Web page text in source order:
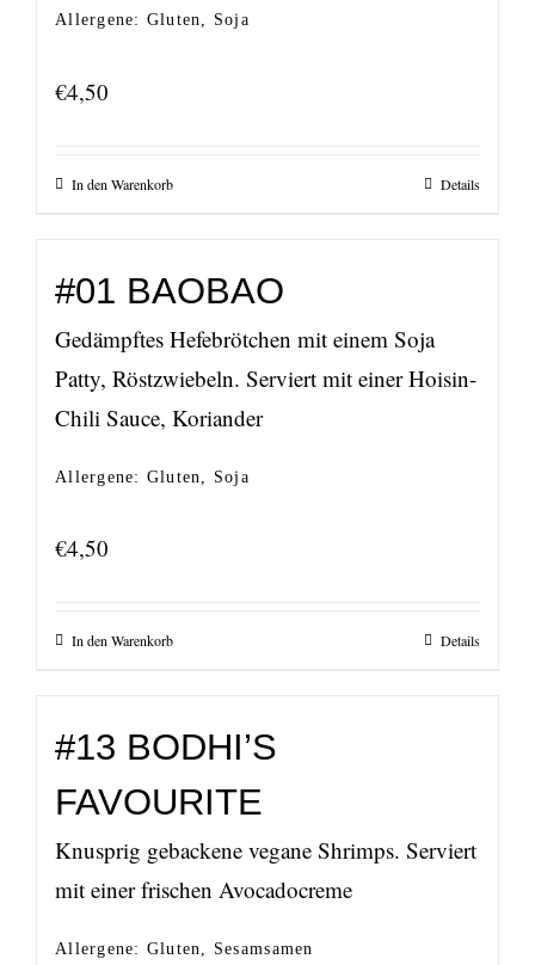
Allergene: Gluten, Soja
€4,50
In den Warenkorb Details
#01 BAOBAO
Gedämpftes Hefebrötchen mit einem Soja
Patty, Röstzwiebeln. Serviert mit einer Hoisin-
Chili Sauce, Koriander
Allergene: Gluten, Soja
€4,50
In den Warenkorb Details
#13 BODHI’S
FAVOURITE
Knusprig gebackene vegane Shrimps. Serviert
mit einer frischen Avocadocreme
Allergene: Gluten, Sesamsamen